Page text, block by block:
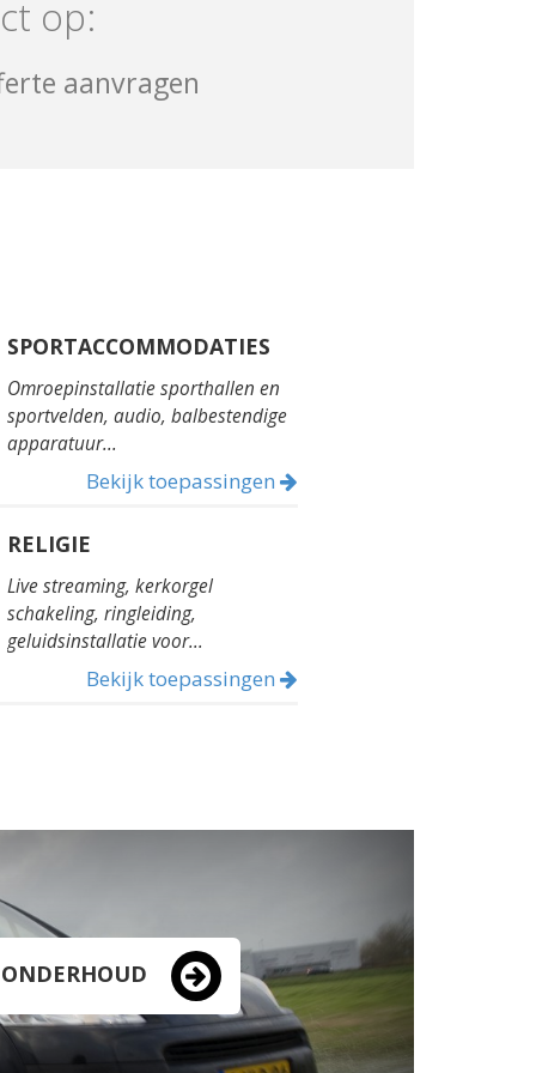
op:
aanvragen
SPORTACCOMMODATIES
Omroepinstallatie sporthallen en
sportvelden, audio, balbestendige
apparatuur...
Bekijk toepassingen
RELIGIE
Live streaming, kerkorgel
schakeling, ringleiding,
geluidsinstallatie voor...
Bekijk toepassingen